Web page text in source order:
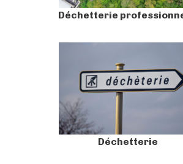
Déchetterie
Déchetterie